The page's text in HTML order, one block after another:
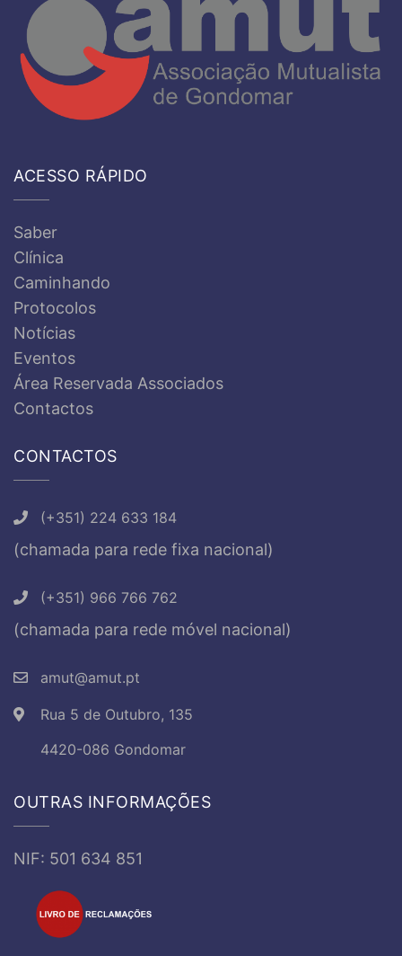
ACESSO RÁPIDO
Saber
Clínica
Caminhando
Protocolos
Notícias
Eventos
Área Reservada Associados
Contactos
CONTACTOS
(+351) 224 633 184
(chamada para rede fixa nacional)
(+351) 966 766 762
(chamada para rede móvel nacional)
amut@amut.pt
Rua 5 de Outubro, 135
4420-086 Gondomar
OUTRAS INFORMAÇÕES
NIF: 501 634 851